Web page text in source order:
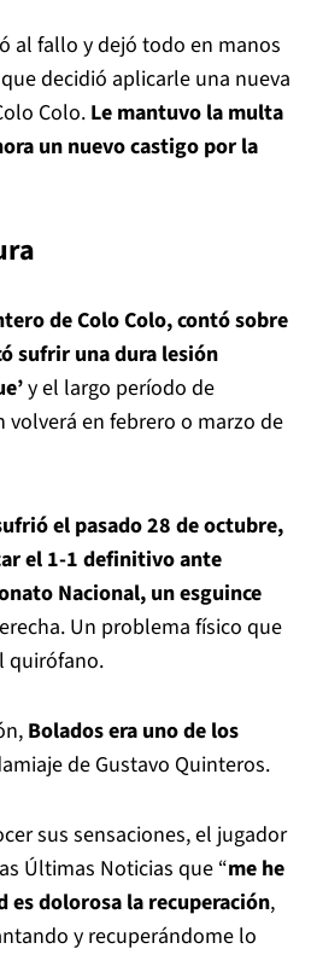
al fallo y dejó todo en manos
decidió aplicarle una nueva
Colo. Le mantuvo la multa
un nuevo castigo por la
de Colo Colo, contó sobre
sufrir una dura lesión
y el largo período de
volverá en febrero o marzo de
el pasado 28 de octubre,
el 1-1 definitivo ante
Nacional, un esguince
Un problema físico que
quirófano.
Bolados era uno de los
de Gustavo Quinteros.
sus sensaciones, el jugador
Últimas Noticias que “me he
es dolorosa la recuperación,
y recuperándome lo